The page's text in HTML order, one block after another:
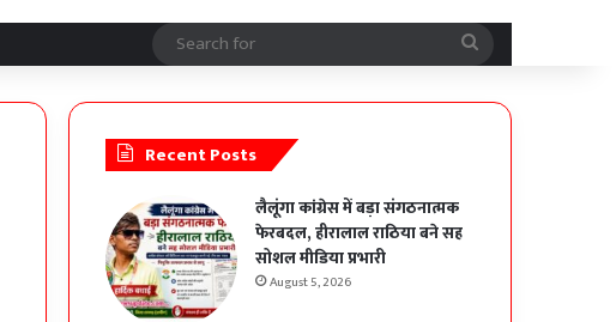
Search
Recent Posts
लैलूंगा कांग्रेस में बड़ा संगठनात्मक
फेरबदल, हीरालाल राठिया बने सह
सोशल मीडिया प्रभारी
August 5, 2026